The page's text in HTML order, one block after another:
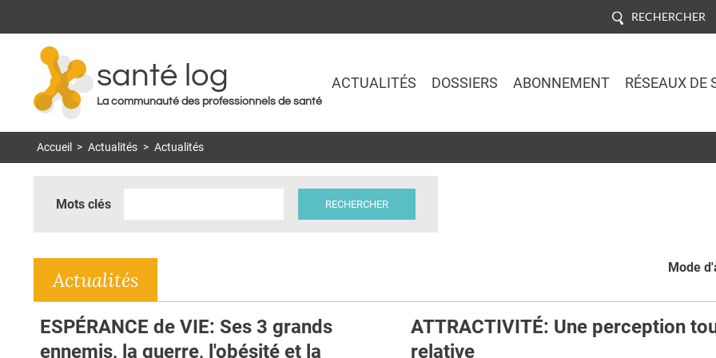
RECHERCHER
santé log
La communauté des professionnels de santé
ACTUALITÉS DOSSIERS ABONNEMENT RÉSEAUX DE
Accueil > Actualités > Actualités
Mots clés
Mode
Actualités
ESPÉRANCE de VIE: Ses 3 grands
ennemis, la guerre, l'obésité et la
ATTRACTIVITÉ: Une perception
relative